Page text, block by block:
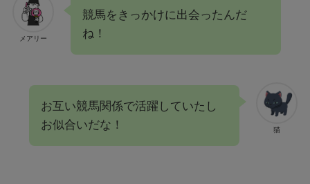
メアリー
競馬をきっかけに出会ったんだ
ね！
猫
お互い競馬関係で活躍していたし
お似合いだな！